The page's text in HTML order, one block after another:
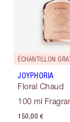
ÉCHANTILLON
JOYPHORIA
Floral Chaud
100 ml
150,00 €